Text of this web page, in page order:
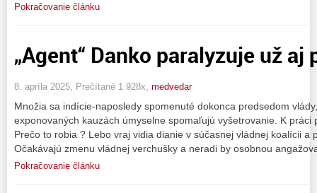
Pokračovanie článku
„Agent“ Danko paralyzuje už aj
8. apríla 2025, Prečítané 1 928x, medvedar
Množia sa indície-naposledy spomenuté dokonca predsedom
exponovaných kauzách úmyselne spomaľujú vyšetrovanie. K práci
Prečo to robia ? Lebo vraj vidia dianie v súčasnej vládnej koalícii a
Očakávajú zmenu vládnej verchušky a neradi by osobnou
Pokračovanie článku